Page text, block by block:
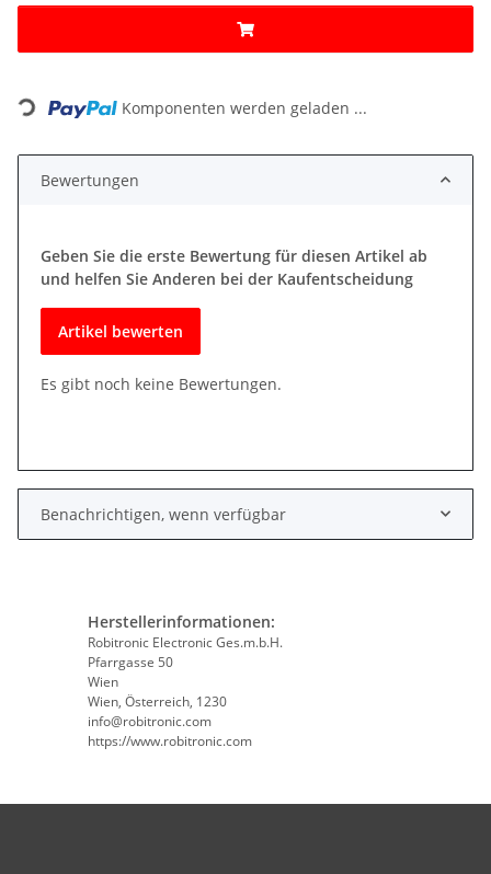
Komponenten werden geladen ...
Bewertungen
Geben Sie die erste Bewertung für diesen Artikel ab
und helfen Sie Anderen bei der Kaufentscheidung
Artikel bewerten
Es gibt noch keine Bewertungen.
Benachrichtigen, wenn verfügbar
Herstellerinformationen:
Robitronic Electronic Ges.m.b.H.
Pfarrgasse 50
Wien
Wien, Österreich, 1230
info@robitronic.com
https://www.robitronic.com